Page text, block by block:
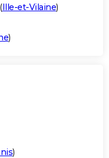
(Ille-et-Vilaine)
)
)